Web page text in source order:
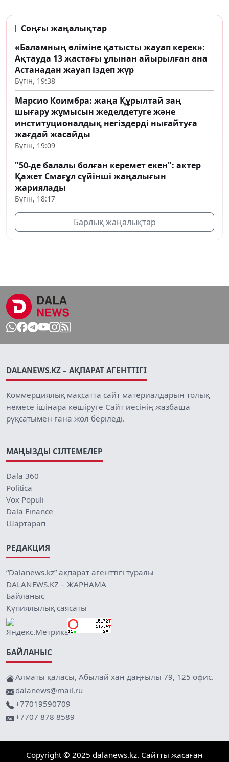
Соңғы жаңалықтар
«Баламның өліміне қатысты жауап керек»:
Ақтауда 13 жастағы ұлынан айырылған ана
Астанадан жауап іздеп жүр
Бүгін, 19:38
Марсио Коимбра: жаңа Құрылтай заң
шығару жұмысын жеделдетуге және
институционалдық негіздерді нығайтуға
жағдай жасайды
Бүгін, 19:09
"50-де балалы болған керемет екен": актер
Қажет Смағұл сүйінші жаңалығын
жариялады
Бүгін, 18:17
Барлық жаңалықтар
DALANEWS.KZ – АҚПАРАТ АГЕНТТІГІ
Коммерциялық мақсатта сайт материалдарын толық
немесе ішінара көшіруге Сайт иесінің жазбаша
рұқсатымен ғана жол беріледі.
МАҢЫЗДЫ СІЛТЕМЕЛЕР
Dala 360
Politica
Vox Populi
Dala Finance
Шартарап
РЕДАКЦИЯ
“Dalanews.kz” ақпарат агенттігі туралы
DALANEWS.KZ – ЖАРНАМА
Байланыс
Құпиялылық саясаты
БАЙЛАНЫС
Алматы қаласы, Абылай хан даңғылы 79, 125 офис.
dalanews@mail.ru
+77019590709
+7707 878 8589
Copyright © 2025 dalanews.kz. Сайтты жасаған